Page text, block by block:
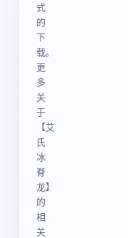
式
的
下
载。
更
多
关
于
【艾
氏
冰
脊
龙】
的
相
关